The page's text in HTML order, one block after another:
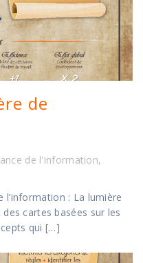
de
de l'information,
l’information : La lumière
cartes basées sur les
qui […]